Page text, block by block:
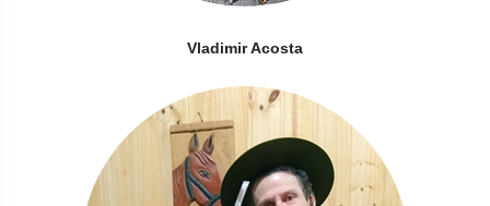
Vladimir Acosta